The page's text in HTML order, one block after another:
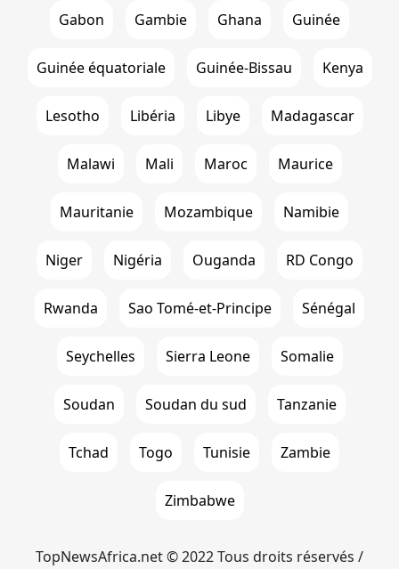
Gabon Gambie Ghana Guinée
Guinée équatoriale Guinée-Bissau Kenya
Lesotho Libéria Libye Madagascar
Malawi Mali Maroc Maurice
Mauritanie Mozambique Namibie
Niger Nigéria Ouganda RD Congo
Rwanda Sao Tomé-et-Principe Sénégal
Seychelles Sierra Leone Somalie
Soudan Soudan du sud Tanzanie
Tchad Togo Tunisie Zambie
Zimbabwe
TopNewsAfrica.net © 2022 Tous droits réservés /